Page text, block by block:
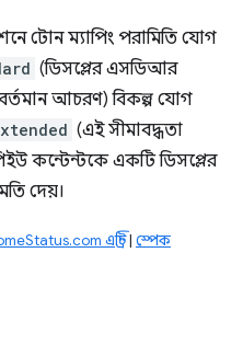
টোন ম্যাপিং পরামিতি যোগ
(ডিসপ্লের এসডিআর
বর্তমান আচরণ) বিকল্প যোগ
(এই সীমাবদ্ধতা
কন্টেন্টকে একটি ডিসপ্লের
দেয়।
এন্ট্রি| স্পেক